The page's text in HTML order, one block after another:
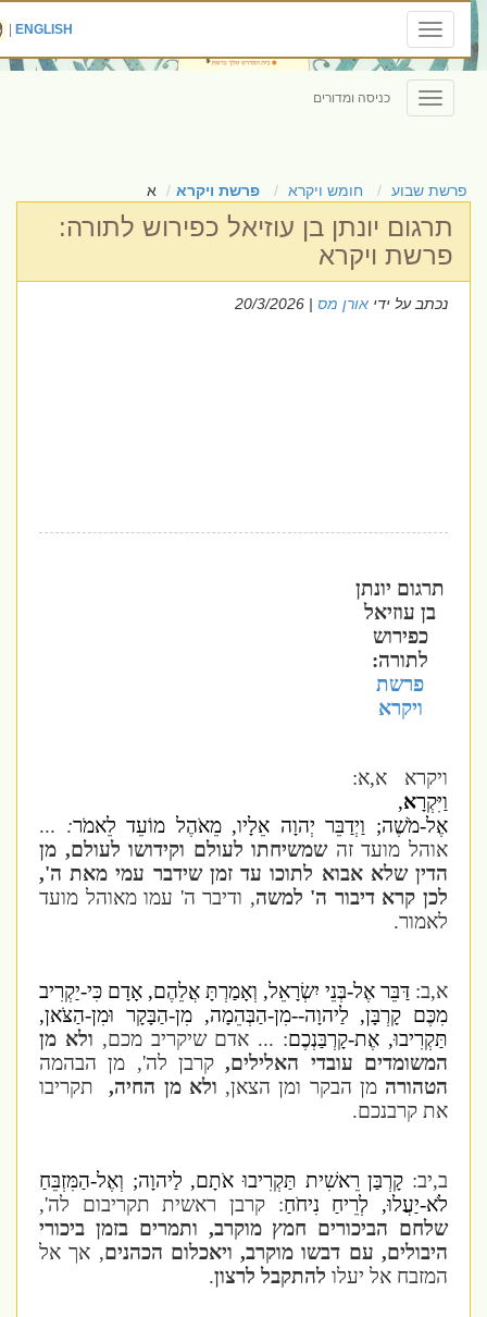
Toggle
navigation
ENGLISH
|
Toggle
navigation
כניסה ומדורים
פרשת שבוע חומש ויקרא פרשת ויקרא א
תרגום יונתן בן עוזיאל כפירוש לתורה:
פרשת ויקרא
נכתב על ידיאורן מס| 20/3/2026
תרגום יונתן
בן עוזיאל
כפירוש
לתורה:
פרשת
ויקרא
ויקרא א,א:
וַיִּקְרָא,
אֶל-מֹשֶׁה; וַיְדַבֵּר יְהוָה אֵלָיו, מֵאֹהֶל מוֹעֵד לֵאמֹר:
...
אוהל מועד זהשמשיחתו לעולם וקידושו לעולם, מן
הדין שלא אבוא לתוכו עד זמן שידבר עמי מאת ה',
לכן קרא דיבור ה' למשה, ודיבר ה' עמו מאוהל מועד
לאמור.
א,ב:דַּבֵּר אֶל-בְּנֵי יִשְׂרָאֵל, וְאָמַרְתָּ אֲלֵהֶם, אָדָם כִּי-יַקְרִיב
מִכֶּם קָרְבָּן, לַיהוָה--מִן-הַבְּהֵמָה, מִן-הַבָּקָר וּמִן-הַצֹּאן,
תַּקְרִיבוּ, אֶת-קָרְבַּנְכֶם: ... אדם שיקריב מכם,ולא מן
המשומדים עובדי האלילים,קרבן לה', מן הבהמה
הטהורהמן הבקר ומן הצאן,ולא מן החיה, תקריבו
את קרבנכם.
ב,יב:קָרְבַּן רֵאשִׁית תַּקְרִיבוּ אֹתָם, לַיהוָה; וְאֶל-הַמִּזְבֵּחַ
לֹא-יַעֲלוּ, לְרֵיחַ נִיחֹחַ: קרבן ראשית תקריבום לה',
שלחם הביכורים חמץ מוקרב, ותמרים בזמן ביכורי
היבולים, עם דבשו מוקרב, ויאכלום הכהנים, אך אל
המזבח אל יעלולהתקבל לרצון.